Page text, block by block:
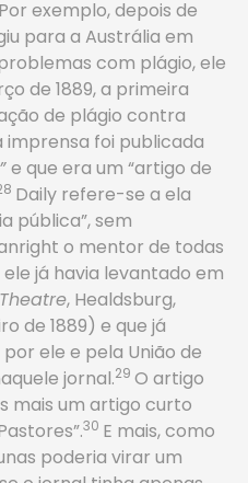
exemplo, depois de
para a Austrália em
com plágio, ele
de 1889, a primeira
de plágio contra
imprensa foi publicada
e que era um “artigo de
Daily refere-se a ela
pública”, sem
o mentor de todas
ele já havia levantado em
, Healdsburg,
de 1889) e que já
ele e pela União de
jornal.29 O artigo
mais um artigo curto
30 E mais, como
poderia virar um